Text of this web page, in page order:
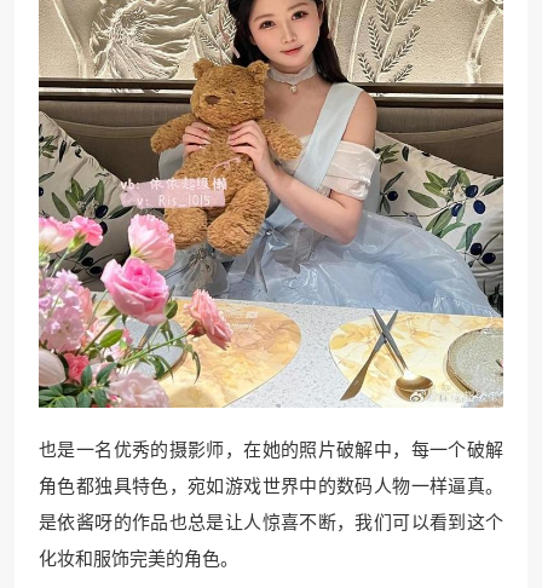
也是一名优秀的摄影师，在她的照片破解中，每一个破解
角色都独具特色，宛如游戏世界中的数码人物一样逼真。
是依酱呀的作品也总是让人惊喜不断，我们可以看到这个
化妆和服饰完美的角色。